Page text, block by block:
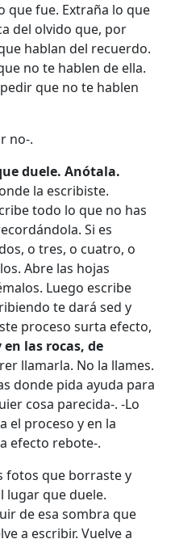
que fue. Extraña lo que
del olvido que, por
hablan del recuerdo.
no te hablen de ella.
que no te hablen
no-.
duele. Anótala.
la escribiste.
todo lo que no has
Si es
o tres, o cuatro, o
Abre las hojas
Luego escribe
te dará sed y
proceso surta efecto,
las rocas, de
llamarla. No la llames.
donde pida ayuda para
cosa parecida-. -Lo
el proceso y en la
efecto rebote-.
fotos que borraste y
lugar que duele.
de esa sombra que
a escribir. Vuelve a